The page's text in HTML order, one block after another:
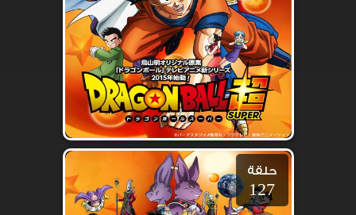
حلقة
127